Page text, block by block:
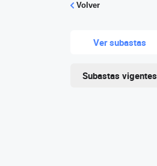
Ver subastas
Subastas vigentes
Volver